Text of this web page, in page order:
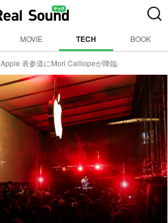
MOVIE TECH BOOK
Apple 表参道にMori Calliopeが降臨